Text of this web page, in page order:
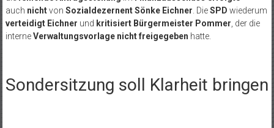
auch nichtvon Sozialdezernent Sönke Eichner . DieSPD wiederum
verteidigt Eichner und kritisiert Bürgermeister Pommer , der die
interneVerwaltungsvorlage nicht freigegeben hatte.
Sondersitzung soll Klarheit bringen